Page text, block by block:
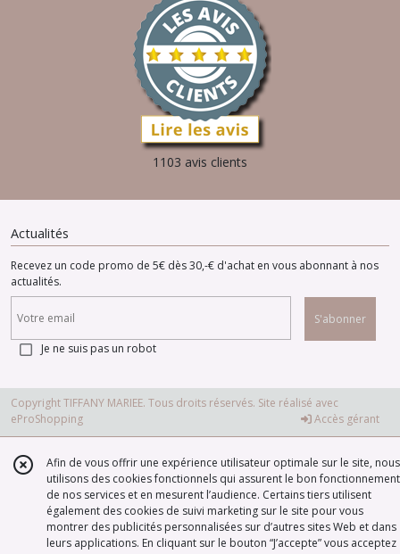
1103 avis clients
Actualités
Recevez un code promo de 5€ dès 30,-€ d'achat en vous abonnant à nos
actualités.
S'abonner
Je ne suis pas un robot
Copyright TIFFANY MARIEE. Tous droits réservés. Site réalisé avec
eProShopping
Accès gérant
Afin de vous offrir une expérience utilisateur optimale sur le site, nous
utilisons des cookies fonctionnels qui assurent le bon fonctionnement
de nos services et en mesurent l’audience. Certains tiers utilisent
également des cookies de suivi marketing sur le site pour vous
montrer des publicités personnalisées sur d’autres sites Web et dans
leurs applications. En cliquant sur le bouton “J’accepte” vous acceptez